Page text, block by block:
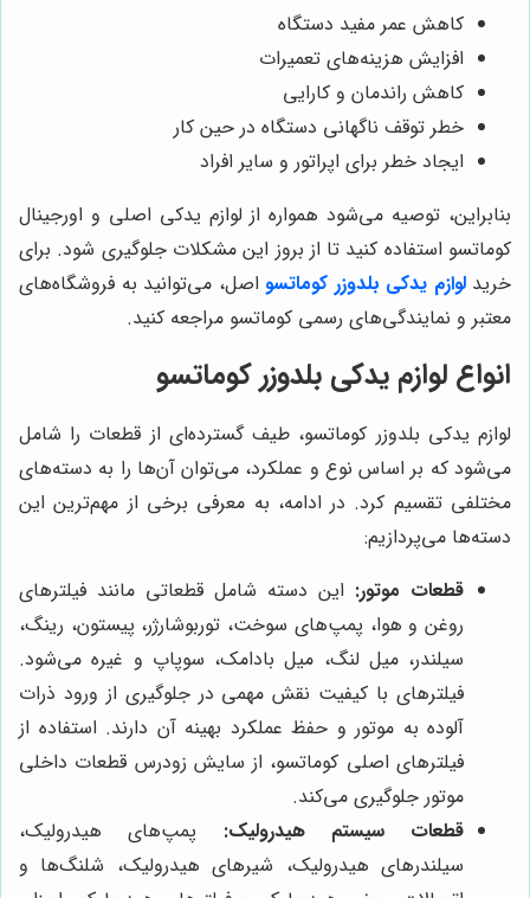
کاهش عمر مفید دستگاه
افزایش هزینه‌های تعمیرات
کاهش راندمان و کارایی
خطر توقف ناگهانی دستگاه در حین کار
ایجاد خطر برای اپراتور و سایر افراد
بنابراین، توصیه می‌شود همواره از لوازم یدکی اصلی و اورجینال
کوماتسو استفاده کنید تا از بروز این مشکلات جلوگیری شود. برای
خریدلوازم یدکی بلدوزر کوماتسو اصل، می‌توانید به فروشگاه‌های
معتبر و نمایندگی‌های رسمی کوماتسو مراجعه کنید.
انواع لوازم یدکی بلدوزر کوماتسو
لوازم یدکی بلدوزر کوماتسو، طیف گسترده‌ای از قطعات را شامل
می‌شود که بر اساس نوع و عملکرد، می‌توان آن‌ها را به دسته‌های
مختلفی تقسیم کرد. در ادامه، به معرفی برخی از مهم‌ترین این
دسته‌ها می‌پردازیم:
قطعات موتور: این دسته شامل قطعاتی مانند فیلترهای
روغن و هوا، پمپ‌های سوخت، توربوشارژر، پیستون، رینگ،
سیلندر، میل لنگ، میل بادامک، سوپاپ و غیره می‌شود.
فیلترهای با کیفیت نقش مهمی در جلوگیری از ورود ذرات
آلوده به موتور و حفظ عملکرد بهینه آن دارند. استفاده از
فیلترهای اصلی کوماتسو، از سایش زودرس قطعات داخلی
موتور جلوگیری می‌کند.
قطعات سیستم هیدرولیک: پمپ‌های هیدرولیک،
سیلندرهای هیدرولیک، شیرهای هیدرولیک، شلنگ‌ها و